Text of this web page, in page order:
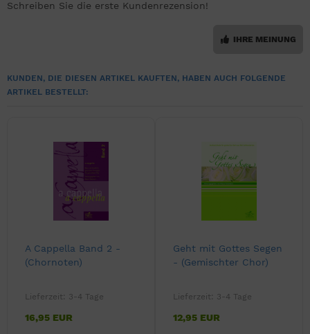
Schreiben Sie die erste Kundenrezension!
IHRE MEINUNG
KUNDEN, DIE DIESEN ARTIKEL KAUFTEN, HABEN AUCH FOLGENDE
ARTIKEL BESTELLT:
A Cappella Band 2 -
(Chornoten)
Lieferzeit: 3-4 Tage
16,95 EUR
Geht mit Gottes Segen
- (Gemischter Chor)
Lieferzeit: 3-4 Tage
12,95 EUR